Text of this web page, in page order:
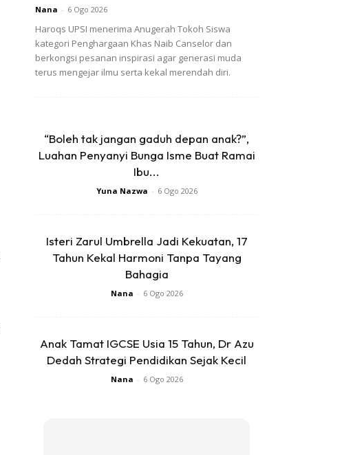
Nana - 6 Ogo 2026
Haroqs UPSI menerima Anugerah Tokoh Siswa
kategori Penghargaan Khas Naib Canselor dan
berkongsi pesanan inspirasi agar generasi muda
terus mengejar ilmu serta kekal merendah diri.
“Boleh tak jangan gaduh depan anak?”,
Luahan Penyanyi Bunga Isme Buat Ramai
Ibu...
Yuna Nazwa - 6 Ogo 2026
Isteri Zarul Umbrella Jadi Kekuatan, 17
Tahun Kekal Harmoni Tanpa Tayang
Bahagia
Nana - 6 Ogo 2026
Anak Tamat IGCSE Usia 15 Tahun, Dr Azu
Dedah Strategi Pendidikan Sejak Kecil
Nana - 6 Ogo 2026